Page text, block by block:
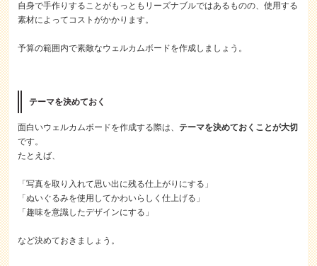
自身で手作りすることがもっともリーズナブルではあるものの、使用する
素材によってコストがかかります。
予算の範囲内で素敵なウェルカムボードを作成しましょう。
テーマを決めておく
面白いウェルカムボードを作成する際は、テーマを決めておくことが大切
です。
たとえば、
「写真を取り入れて思い出に残る仕上がりにする」
「ぬいぐるみを使用してかわいらしく仕上げる」
「趣味を意識したデザインにする」
など決めておきましょう。